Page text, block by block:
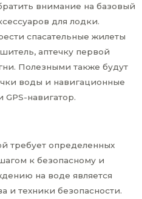
внимание на базовый
для лодки.
спасательные жилеты
аптечку первой
Полезными также будут
воды и навигационные
навигатор.
требует определенных
к безопасному и
на воде является
и техники безопасности.